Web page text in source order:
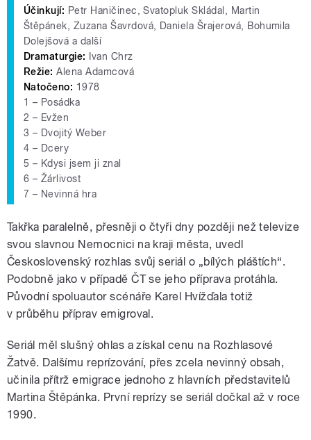
Účinkují: Petr Haničinec, Svatopluk Skládal, Martin
Štěpánek, Zuzana Šavrdová, Daniela Šrajerová, Bohumila
Dolejšová a další
Dramaturgie:
Ivan Chrz
Režie: Alena Adamcová
Natočeno: 1978
1 – Posádka
2 – Evžen
3 – Dvojitý Weber
4 – Dcery
5 – Kdysi jsem ji znal
6 – Žárlivost
7 – Nevinná hra
Takřka paralelně, přesněji o čtyři dny později než televize
svou slavnou Nemocnici na kraji města, uvedl
Československý rozhlas svůj seriál o „bílých pláštích“.
Podobně jako v případě ČT se jeho příprava protáhla.
Původní spoluautor scénáře Karel Hvížďala totiž
v průběhu příprav emigroval.
Seriál měl slušný ohlas a získal cenu na Rozhlasové
Žatvě. Dalšímu reprízování, přes zcela nevinný obsah,
učinila přítrž emigrace jednoho z hlavních představitelů
Martina Štěpánka. První reprízy se seriál dočkal až v roce
1990.